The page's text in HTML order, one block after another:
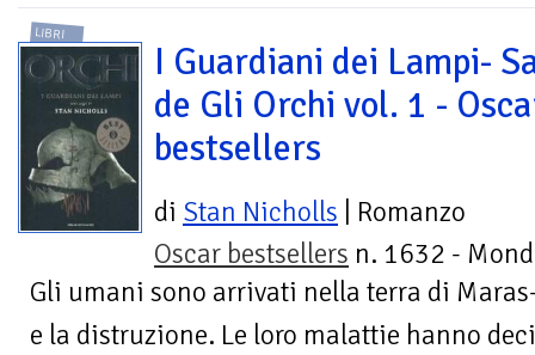
LIBRI
I Guardiani dei Lampi-
de Gli Orchi vol. 1 -
bestsellers
di Stan Nicholls | Romanzo
Oscar bestsellers n. 1632 -
Gli umani sono arrivati nella terra di
e la distruzione. Le loro malattie hanno